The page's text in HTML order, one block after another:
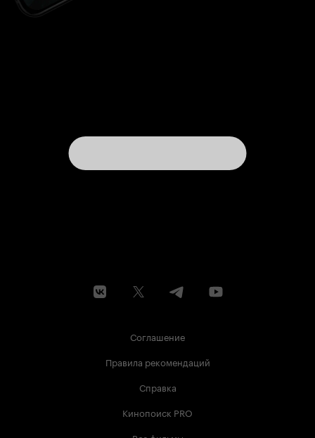
Соглашение
Правила рекомендаций
Справка
Кинопоиск PRO